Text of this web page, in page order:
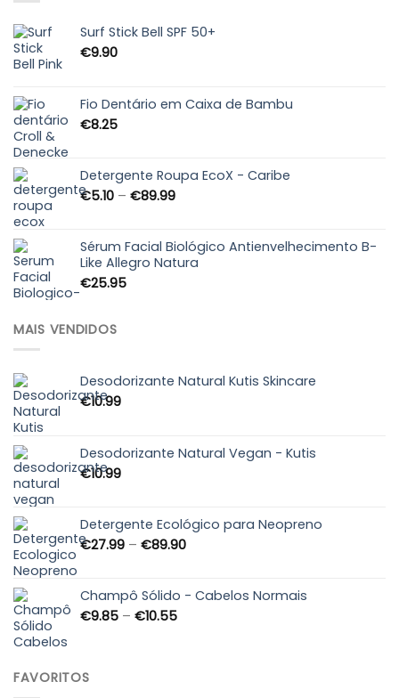
Surf Stick Bell SPF 50+
€9.90
Fio Dentário em Caixa de Bambu
€8.25
Detergente Roupa EcoX - Caribe
€5.10 – €89.99Price
through
€89.99
Sérum Facial Biológico Antienvelhecimento B-
Like Allegro Natura
€25.95
MAIS VENDIDOS
Desodorizante Natural Kutis Skincare
€10.99
Desodorizante Natural Vegan - Kutis
€10.99
Detergente Ecológico para Neopreno
€27.99 – €89.90Price
through
Champô Sólido - Cabelos Normais
€9.85 – €10.55Price
FAVORITOS